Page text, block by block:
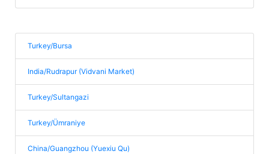
Turkey/Bursa
India/Rudrapur (Vidvani Market)
Turkey/Sultangazi
Turkey/Ümraniye
China/Guangzhou (Yuexiu Qu)